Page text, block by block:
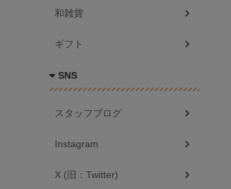
和雑貨
ギフト
SNS
スタッフブログ
Instagram
X (旧：Twitter)